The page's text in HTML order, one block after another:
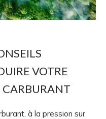
VOTRE
à la pression sur